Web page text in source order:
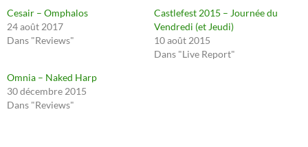
Cesair – Omphalos
24 août 2017
Dans "Reviews"
Castlefest 2015 – Journée du
Vendredi (et Jeudi)
10 août 2015
Dans "Live Report"
Omnia – Naked Harp
30 décembre 2015
Dans "Reviews"